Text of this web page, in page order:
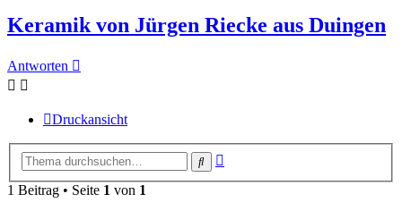
Keramik von Jürgen Riecke aus Duingen
Antworten
Druckansicht
Suche
1 Beitrag • Seite 1 von 1